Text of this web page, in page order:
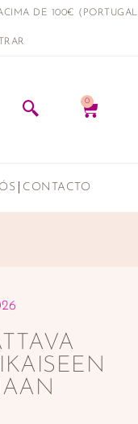
DE 100€ (PORTUGAL
0
CONTACTO